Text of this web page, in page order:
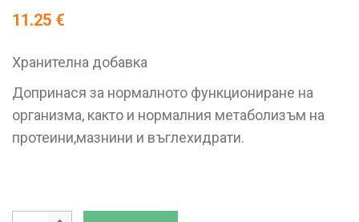
11.25 €
Хранителна добавка
Допринася за нормалното функциониране на
организма, както и нормалния метаболизъм на
протеини,мазнини и въглехидрати.